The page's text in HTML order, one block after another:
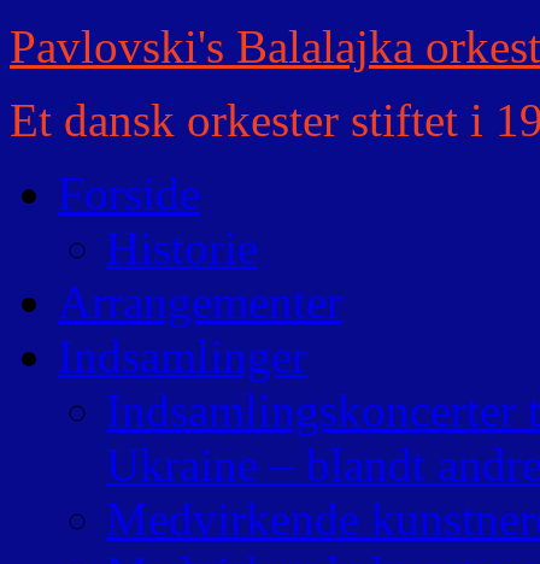
Pavlovski's Balalajka
Et dansk orkester stiftet i
Forside
Historie
Arrangementer
Indsamlinger
Ukraine – blandt
Medvirkende